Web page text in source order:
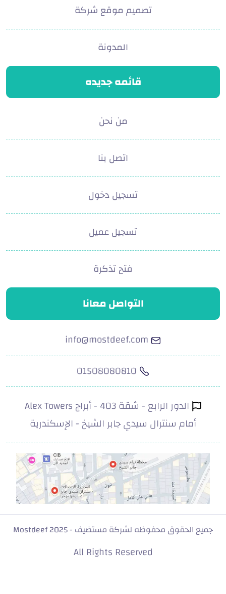
تصميم موقع شركة
المدونة
قائمه جديده
من نحن
اتصل بنا
تسجيل دخول
تسجيل عميل
فتح تذكرة
التواصل معانا
الدور الرابع - شقة 403 - أبراج Alex Towers
أمام سنترال سيدي جابر الشيخ - الإسكندرية
جميع الحقوق محفوظه لشركة مستضيف - Mostdeef 2025
All Rights Reserved